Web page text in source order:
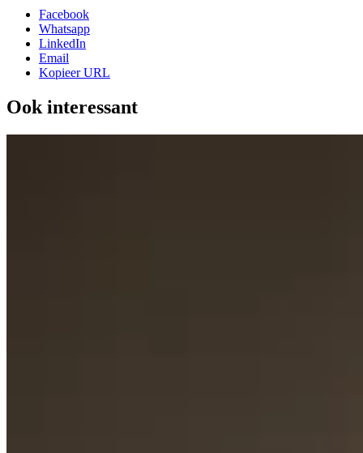
Facebook
Whatsapp
LinkedIn
Email
Kopieer URL
Ook interessant